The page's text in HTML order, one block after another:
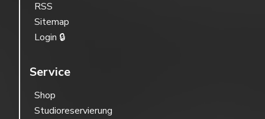
RSS
Sitemap
Login 🔒
Service
Shop
Studioreservierung